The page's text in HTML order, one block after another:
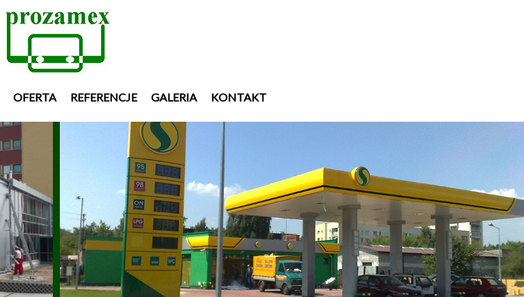
OFERTA REFERENCJE GALERIA KONTAKT